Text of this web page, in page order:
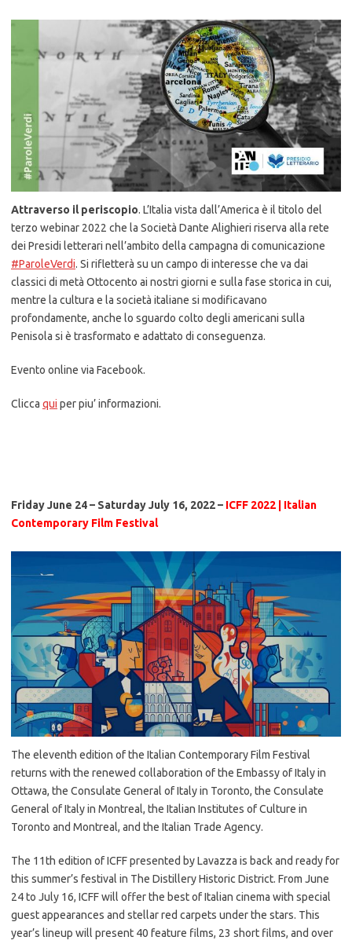
Attraverso il periscopio. L’Italia vista dall’America è il titolo del
terzo webinar 2022 che la Società Dante Alighieri riserva alla rete
dei Presidi letterari nell’ambito della campagna di comunicazione
#ParoleVerdi. Si rifletterà su un campo di interesse che va dai
classici di metà Ottocento ai nostri giorni e sulla fase storica in cui,
mentre la cultura e la società italiane si modificavano
profondamente, anche lo sguardo colto degli americani sulla
Penisola si è trasformato e adattato di conseguenza.
Evento online via Facebook.
Clicca qui per piu’ informazioni.
Friday June 24 – Saturday July 16, 2022 – ICFF 2022 | Italian
Contemporary Film Festival
The eleventh edition of the Italian Contemporary Film Festival
returns with the renewed collaboration of the Embassy of Italy in
Ottawa, the Consulate General of Italy in Toronto, the Consulate
General of Italy in Montreal, the Italian Institutes of Culture in
Toronto and Montreal, and the Italian Trade Agency.
The 11th edition of ICFF presented by Lavazza is back and ready for
this summer’s festival in The Distillery Historic District. From June
24 to July 16, ICFF will offer the best of Italian cinema with special
guest appearances and stellar red carpets under the stars. This
year’s lineup will present 40 feature films, 23 short films, and over